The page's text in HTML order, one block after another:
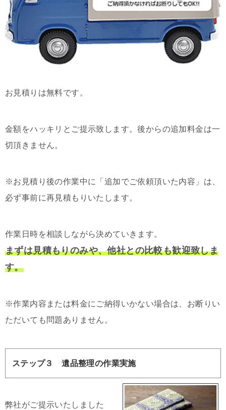
お見積りは無料です。
金額をハッキリとご提示致します。後からの追加料金は一
切頂きません。
※お見積り後の作業中に「追加でご依頼頂いた内容」は、
必ず事前に再見積もりいたします。
作業日時を相談しながら決めていきます。
まずは見積もりのみや、他社との比較も歓迎致しま
す。
※作業内容または料金にご納得いかない場合は、お断りい
ただいても問題ありません。
ステップ３ 遺品整理の作業実施
弊社がご提示いたしました